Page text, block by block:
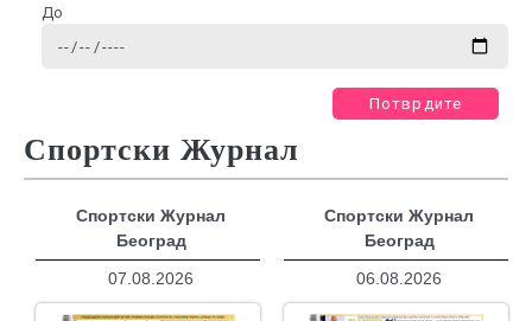
До
Потврдите
Спортски Журнал
Спортски Журнал
Београд
07.08.2026
Спортски Журнал
Београд
06.08.2026